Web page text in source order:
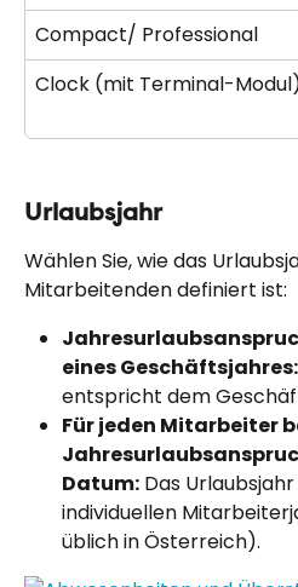
Compact/ Professional
Clock (mit Terminal-
Urlaubsjahr
Wählen Sie, wie das
Mitarbeitenden definiert ist:
eines Geschäftsjahres:
entspricht dem
Für jeden Mitarbeiter
Datum: Das
individuellen
üblich in Österreich).